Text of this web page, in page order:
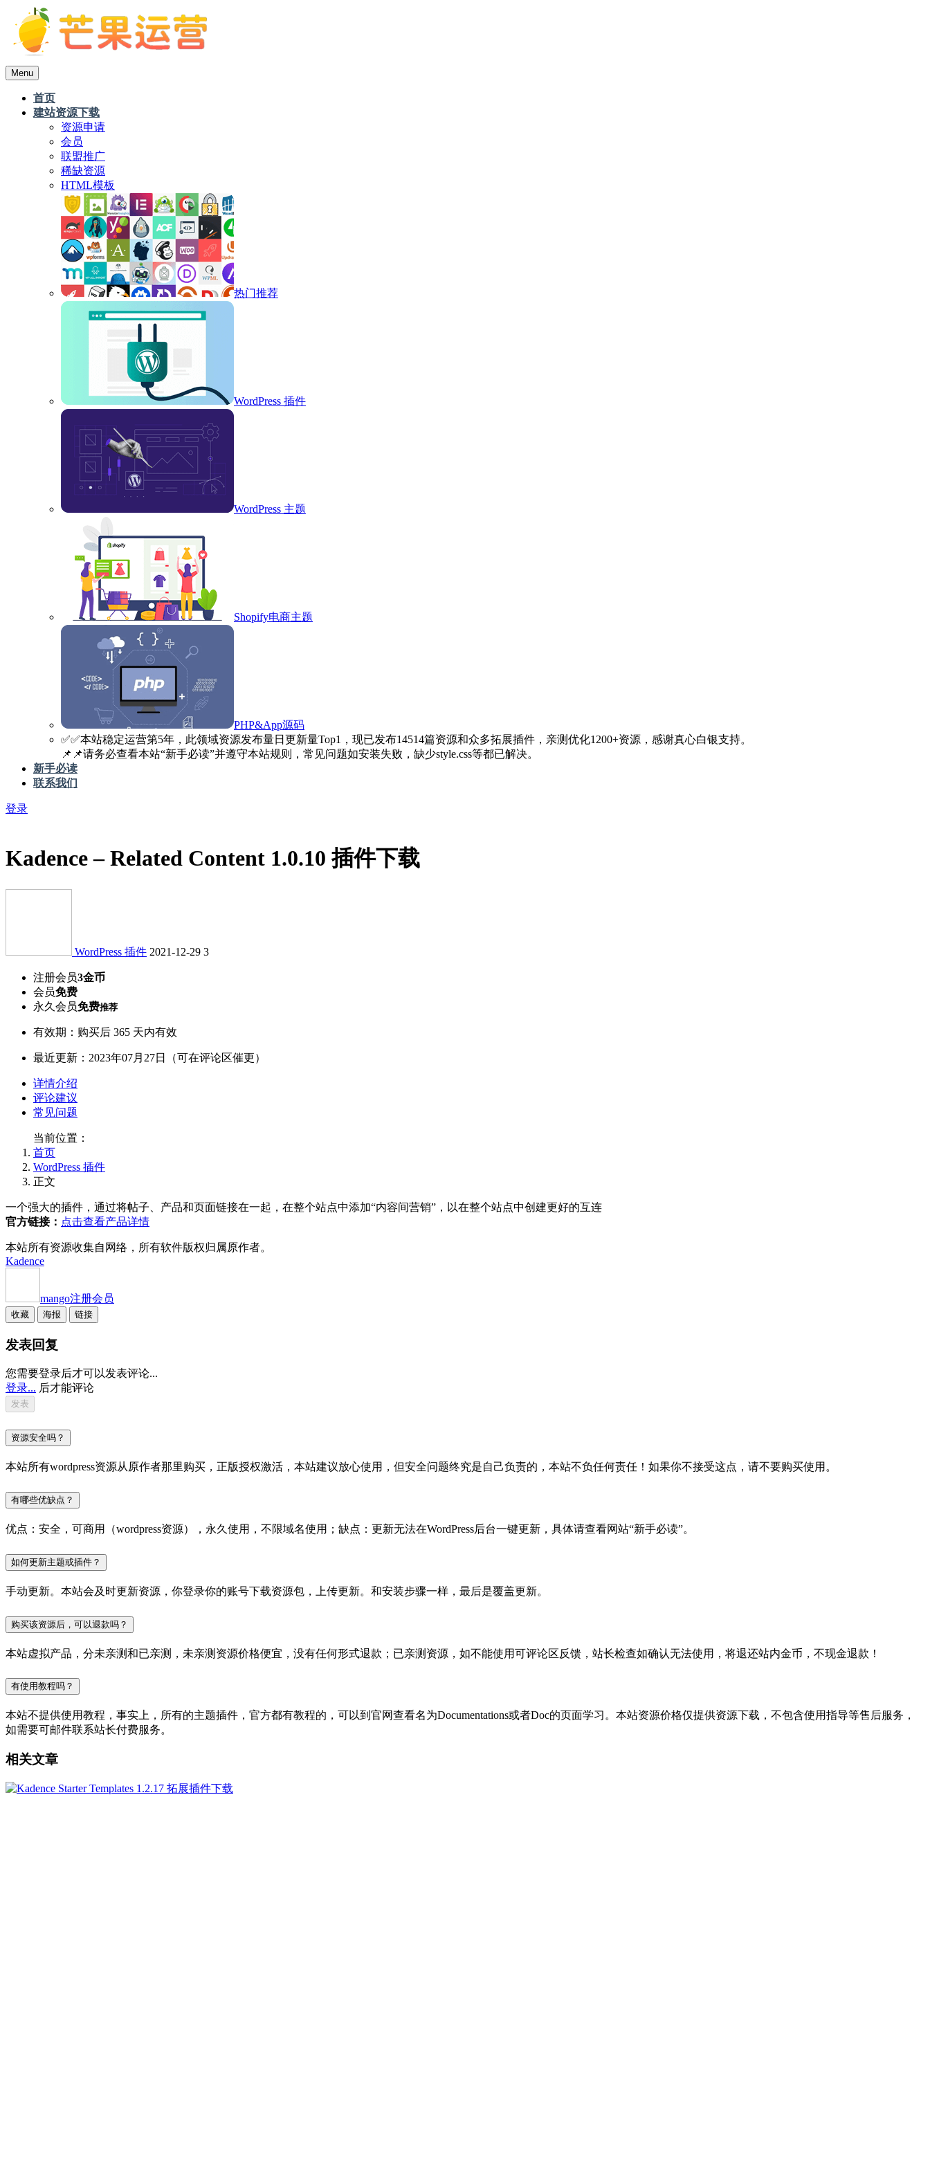
Menu
首页
建站资源下载
资源申请
会员
联盟推广
稀缺资源
HTML模板
热门推荐
WordPress 插件
WordPress 主题
Shopify电商主题
PHP&App源码
✅️✅️本站稳定运营第5年，此领域资源发布量日更新量Top1，现已发布14514篇资源和众多拓展插件，亲测优化1200+资源，感谢真心白银支持。
📌📌请务必查看本站“新手必读”并遵守本站规则，常见问题如安装失败，缺少style.css等都已解决。
新手必读
联系我们
登录
Kadence – Related Content 1.0.10 插件下载
WordPress 插件 2021-12-29 3
注册会员3金币
会员免费
永久会员免费推荐
有效期：购买后 365 天内有效
最近更新：2023年07月27日（可在评论区催更）
详情介绍
评论建议
常见问题
当前位置：
首页
WordPress 插件
正文
一个强大的插件，通过将帖子、产品和页面链接在一起，在整个站点中添加“内容间营销”，以在整个站点中创建更好的互连
官方链接： 点击查看产品详情
本站所有资源收集自网络，所有软件版权归属原作者。
Kadence
mango注册会员
收藏 海报 链接
发表回复
您需要登录后才可以发表评论...
登录... 后才能评论
资源安全吗？
本站所有wordpress资源从原作者那里购买，正版授权激活，本站建议放心使用，但安全问题终究是自己负责的，本站不负任何责任！如果你不接受这点，请不要购买使用。
有哪些优缺点？
优点：安全，可商用（wordpress资源），永久使用，不限域名使用；缺点：更新无法在WordPress后台一键更新，具体请查看网站“新手必读”。
如何更新主题或插件？
手动更新。本站会及时更新资源，你登录你的账号下载资源包，上传更新。和安装步骤一样，最后是覆盖更新。
购买该资源后，可以退款吗？
本站虚拟产品，分未亲测和已亲测，未亲测资源价格便宜，没有任何形式退款；已亲测资源，如不能使用可评论区反馈，站长检查如确认无法使用，将退还站内金币，不现金退款！
有使用教程吗？
本站不提供使用教程，事实上，所有的主题插件，官方都有教程的，可以到官网查看名为Documentations或者Doc的页面学习。本站资源价格仅提供资源下载，不包含使用指导等售后服务，
如需要可邮件联系站长付费服务。
相关文章